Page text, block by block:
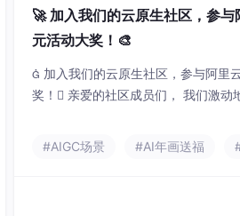
🚀 加入我们的云原生社区，参
元活动大奖！🎨
 加入我们的云原生社区，参与阿里
奖！ 亲爱的社区成员们， 我们激动
情，那么这个活动绝对是为你量身定
#AIGC场景 #AI年画送福